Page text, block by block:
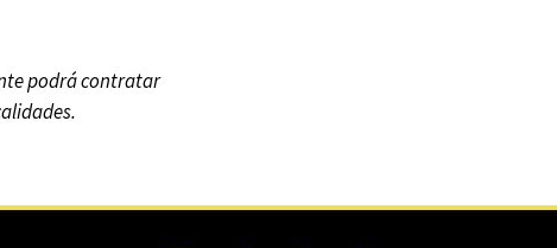
podrá contratar